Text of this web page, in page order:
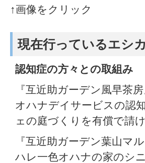
↑画像をクリック
現在行っているエシ
認知症の方々との取組み
『互近助ガーデン風早茶房
オハナデイサービスの認
ェの庭づくりを有償で請
『互近助ガーデン葉山マル
ハレ一色オハナの家のシ